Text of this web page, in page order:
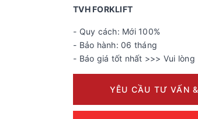
TVH FORKLIFT
- Quy cách: Mới 100%
- Bảo hành: 06 tháng
- Báo giá tốt nhất >>> Vui
YÊU CẦU TƯ VẤN